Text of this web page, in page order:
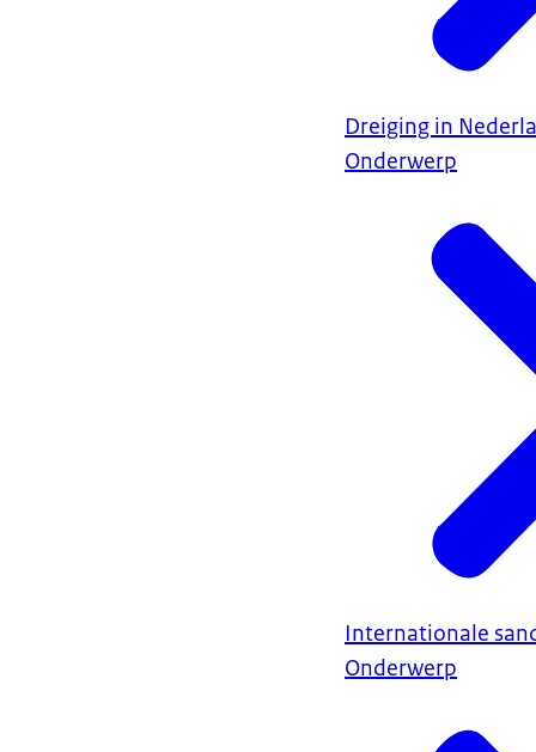
Dreiging in
Onderwerp
Internationale
Onderwerp